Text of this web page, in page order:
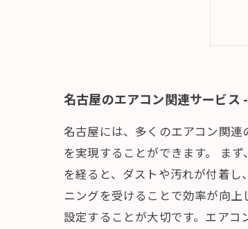
名古屋のエアコン関連サービス
名古屋には、多くのエアコン関
を実現することができます。 ま
を経ると、ダストや汚れが付着
ニングを受けることで効率が向
設定することが大切です。エア